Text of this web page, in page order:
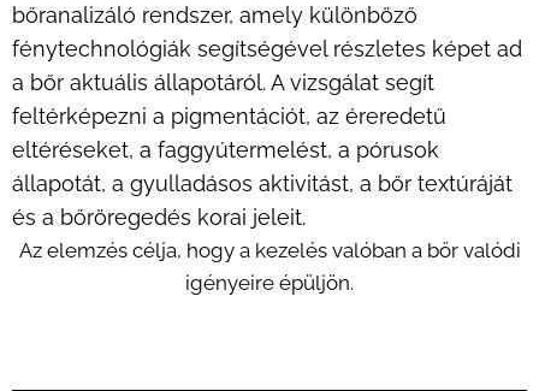
bőranalizáló rendszer, amely különböző
fénytechnológiák segítségével részletes képet ad
a bőr aktuális állapotáról. A vizsgálat segít
feltérképezni a pigmentációt, az éreredetű
eltéréseket, a faggyútermelést, a pórusok
állapotát, a gyulladásos aktivitást, a bőr textúráját
és a bőröregedés korai jeleit.
Az elemzés célja, hogy a kezelés valóban a bőr valódi
igényeire épüljön.